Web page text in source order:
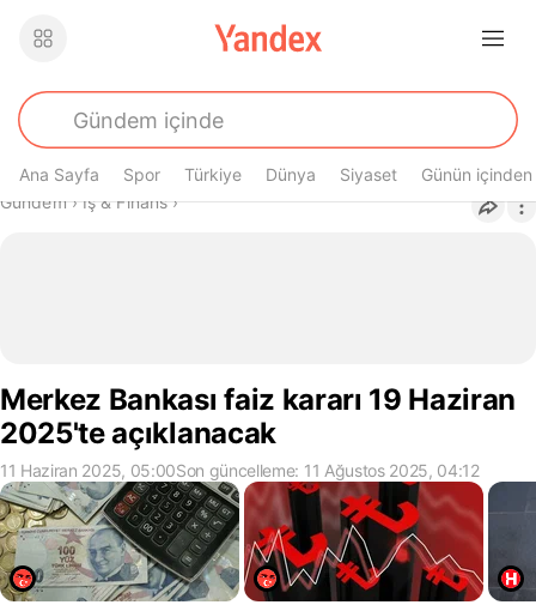
Ana Sayfa Spor Türkiye Dünya Siyaset Günün içinden
Buradasın
Gündem› İş & Finans›
Merkez Bankası faiz kararı 19 Haziran
2025'te açıklanacak
11 Haziran 2025, 05:00Son güncelleme: 11 Ağustos 2025, 04:12